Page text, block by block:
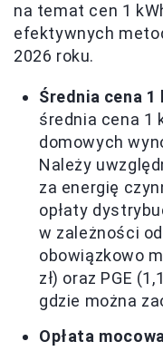
na temat cen 1
efektywnych
2026 roku.
Średnia cena 1
średnia cena 1
domowych
Należy
za energię
opłaty
w zależności
obowiązkowo
zł) oraz PGE
gdzie można
Opłata